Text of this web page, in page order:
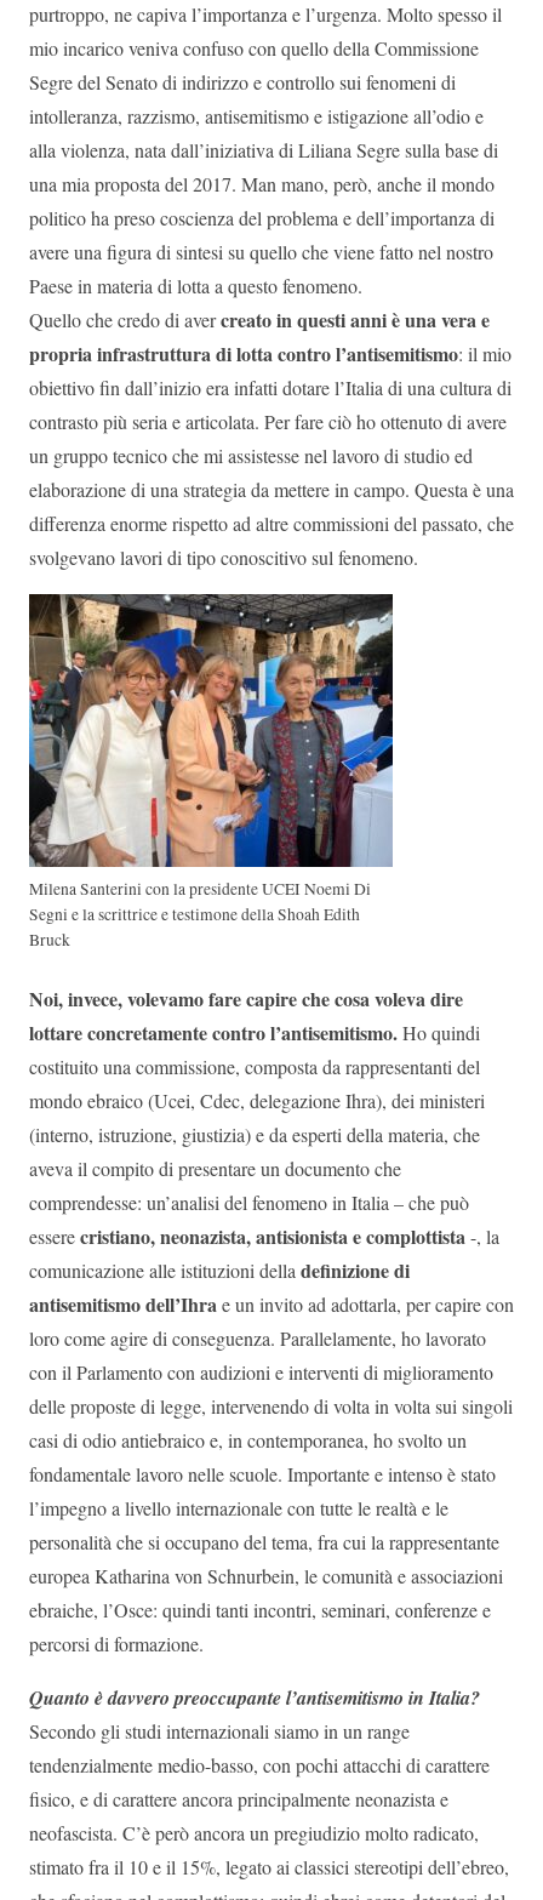
purtroppo, ne capiva l’importanza e l’urgenza. Molto spesso il
mio incarico veniva confuso con quello della Commissione
Segre del Senato di indirizzo e controllo sui fenomeni di
intolleranza, razzismo, antisemitismo e istigazione all’odio e
alla violenza, nata dall’iniziativa di Liliana Segre sulla base di
una mia proposta del 2017. Man mano, però, anche il mondo
politico ha preso coscienza del problema e dell’importanza di
avere una figura di sintesi su quello che viene fatto nel nostro
Paese in materia di lotta a questo fenomeno.
Quello che credo di avercreato in questi anni è una vera e
propria infrastruttura di lotta contro l’antisemitismo: il mio
obiettivo fin dall’inizio era infatti dotare l’Italia di una cultura di
contrasto più seria e articolata. Per fare ciò ho ottenuto di avere
un gruppo tecnico che mi assistesse nel lavoro di studio ed
elaborazione di una strategia da mettere in campo. Questa è una
differenza enorme rispetto ad altre commissioni del passato, che
svolgevano lavori di tipo conoscitivo sul fenomeno.
Milena Santerini con la presidente UCEI Noemi Di
Segni e la scrittrice e testimone della Shoah Edith
Bruck
Noi, invece, volevamo fare capire che cosa voleva dire
lottare concretamente contro l’antisemitismo.Ho quindi
costituito una commissione, composta da rappresentanti del
mondo ebraico (Ucei, Cdec, delegazione Ihra), dei ministeri
(interno, istruzione, giustizia) e da esperti della materia, che
aveva il compito di presentare un documento che
comprendesse: un’analisi del fenomeno in Italia – che può
esserecristiano, neonazista, antisionista e complottista-, la
comunicazione alle istituzioni delladefinizione di
antisemitismo dell’Ihrae un invito ad adottarla, per capire con
loro come agire di conseguenza. Parallelamente, ho lavorato
con il Parlamento con audizioni e interventi di miglioramento
delle proposte di legge, intervenendo di volta in volta sui singoli
casi di odio antiebraico e, in contemporanea, ho svolto un
fondamentale lavoro nelle scuole. Importante e intenso è stato
l’impegno a livello internazionale con tutte le realtà e le
personalità che si occupano del tema, fra cui la rappresentante
europea Katharina von Schnurbein, le comunità e associazioni
ebraiche, l’Osce: quindi tanti incontri, seminari, conferenze e
percorsi di formazione.
Quanto è davvero preoccupante l’antisemitismo in Italia?
Secondo gli studi internazionali siamo in un range
tendenzialmente medio-basso, con pochi attacchi di carattere
fisico, e di carattere ancora principalmente neonazista e
neofascista. C’è però ancora un pregiudizio molto radicato,
stimato fra il 10 e il 15%, legato ai classici stereotipi dell’ebreo,